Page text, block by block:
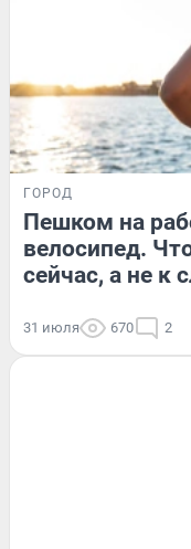
ГОРОД
Пешком на
велосипед.
сейчас, а не к
31 июля 670 2